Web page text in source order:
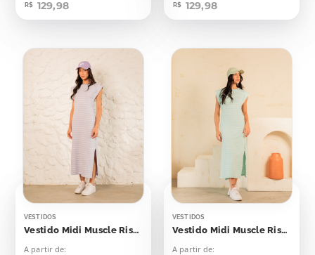
R$ 129,98 R$ 129,98
VESTIDOS
Vestido Midi Muscle Risca de Giz Lilás
A partir de:
VESTIDOS
Vestido Midi Muscle Risca de Giz Verde Bebê
A partir de: